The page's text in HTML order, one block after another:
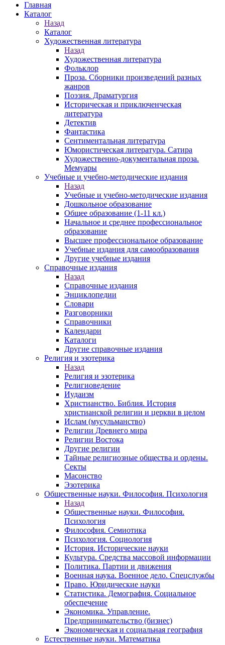
Главная
Каталог
Назад
Каталог
Художественная литература
Назад
Художественная литература
Фольклор
Проза. Сборники произведений разных
жанров
Поэзия. Драматургия
Историческая и приключенческая
литература
Детектив
Фантастика
Сентиментальная литература
Юмористическая литература. Сатира
Художественно-документальная проза.
Мемуары
Учебные и учебно-методические издания
Назад
Учебные и учебно-методические издания
Дошкольное образование
Общее образование (1-11 кл.)
Начальное и среднее профессиональное
образование
Высшее профессиональное образование
Учебные издания для самообразования
Другие учебные издания
Справочные издания
Назад
Справочные издания
Энциклопедии
Словари
Разговорники
Справочники
Календари
Каталоги
Другие справочные издания
Религия и эзотерика
Назад
Религия и эзотерика
Религиоведение
Иудаизм
Христианство. Библия. История
христианской религии и церкви в целом
Ислам (мусульманство)
Религии Древнего мира
Религии Востока
Другие религии
Тайные религиозные общества и ордены.
Секты
Масонство
Эзотерика
Общественные науки. Философия. Психология
Назад
Общественные науки. Философия.
Психология
Философия. Семиотика
Психология. Социология
История. Исторические науки
Культура. Средства массовой информации
Политика. Партии и движения
Военная наука. Военное дело. Спецслужбы
Право. Юридические науки
Статистика. Демография. Социальное
обеспечение
Экономика. Управление.
Предпринимательство (бизнес)
Экономическая и социальная география
Естественные науки. Математика